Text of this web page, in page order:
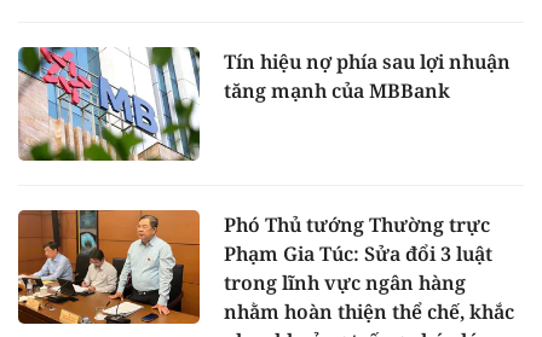
Tín hiệu nợ phía sau lợi nhuận
tăng mạnh của MBBank
Phó Thủ tướng Thường trực
Phạm Gia Túc: Sửa đổi 3 luật
trong lĩnh vực ngân hàng
nhằm hoàn thiện thể chế, khắc